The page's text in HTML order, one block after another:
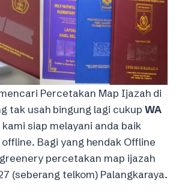
Percetakan Map Ijazah di
tak usah bingung lagi cukup WA
kami siap melayani anda baik
Bagi yang hendak Offline
percetakan map ijazah
(seberang telkom) Palangkaraya.